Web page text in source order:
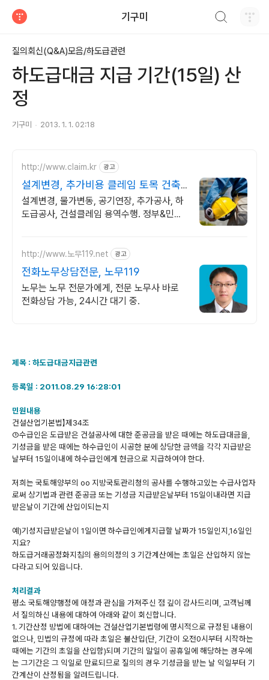
기구미
질의회신(Q&A)모음/하도급관련
하도급대금 지급 기간(15일) 산
정
기구미 2013. 1. 1. 02:18
http://www.claim.kr 광고
설계변경, 추가비용 클레임 토목 건축
플랜트 전기공사
설계변경, 물가변동, 공기연장, 추가공사, 하
도급공사, 건설클레임 용역수행. 정부&민간
http://www.노무119.net 광고
전화노무상담전문, 노무119
노무는 노무 전문가에게, 전문 노무사 바로
전화상담 가능, 24시간 대기 중.
제목 : 하도급대금지급관련
등록일 : 2011.08.29 16:28:01
민원내용
건설산업기본법】제34조
①수급인은 도급받은 건설공사에 대한 준공금을 받은 때에는 하도급대금을,
기성금을 받은 때에는 하수급인이 시공한 분에 상당한 금액을 각각 지급받은
날부터 15일이내에 하수급인에게 현금으로 지급하여야 한다.
저희는 국토해양부의 oo 지방국토관리청의 공사를 수행하고있는 수급사업자
로써 상기법과 관련 준공금 또는 기성금 지급받은날부터 15일이내라면 지급
받은날이 기간에 산입이되는지
예)기성지급받은날이 1일이면 하수급인에게지급할 날짜가 15일인지,16일인
지요?
하도급거래공정화지침의 용의의정의 3 기간계산에는 초일은 산입하지 않는
다라고 되어 있읍니다.
처리결과
평소 국토해양행정에 애정과 관심을 가져주신 점 깊이 감사드리며, 고객님께
서 질의하신 내용에 대하여 아래와 같이 회신합니다.
1. 기간산정 방법에 대하여는 건설산업기본법령에 명시적으로 규정된 내용이
없으나, 민법의 규정에 따라 초일은 불산입(단, 기간이 오전0시부터 시작하는
때에는 기간의 초일을 산입함)되며 기간의 말일이 공휴일에 해당하는 경우에
는 그기간은 그 익일로 만료되므로 질의의 경우 기성금을 받는 날 익일부터 기
간계산이 산정됨을 알려드립니다.